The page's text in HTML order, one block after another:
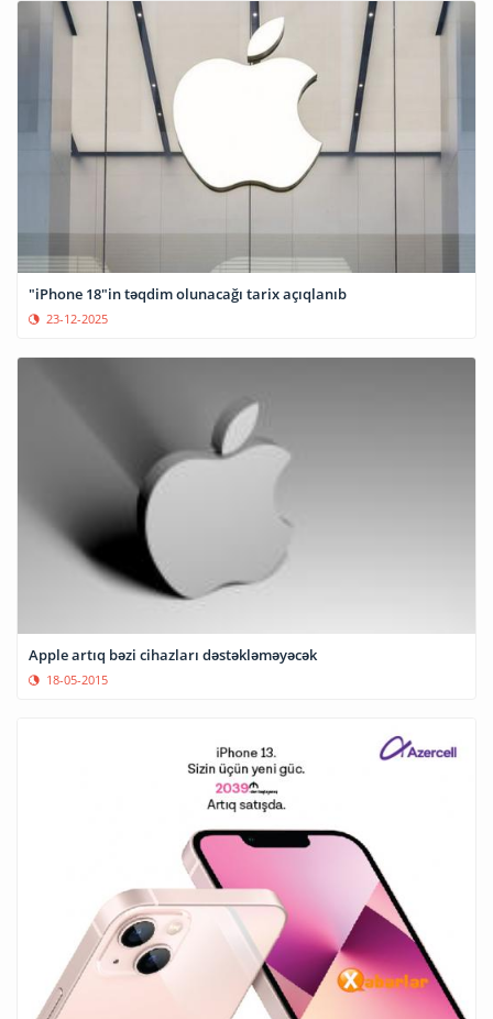
"iPhone 18"in təqdim olunacağı tarix açıqlanıb
23-12-2025
Apple artıq bəzi cihazları dəstəkləməyəcək
18-05-2015